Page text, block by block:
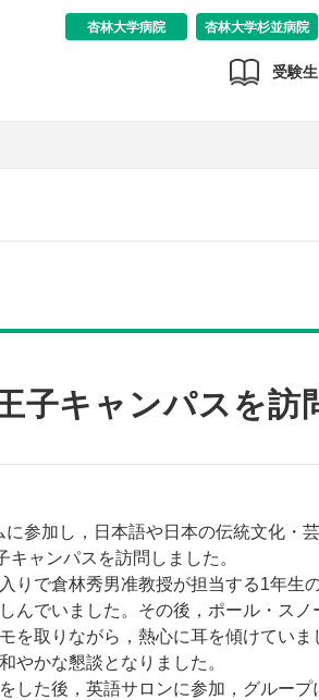
杏林大学病院 杏林大学杉並病院
受験生
子キャンパスを訪
参加し，日本語や日本の伝統文化・
ャンパスを訪問しました。
りで倉林秀男准教授が担当する1年生
んでいました。その後，ポール・ス
を取りながら，熱心に耳を傾けてい
やかな懇談となりました。
した後，英語サロンに参加，グルー